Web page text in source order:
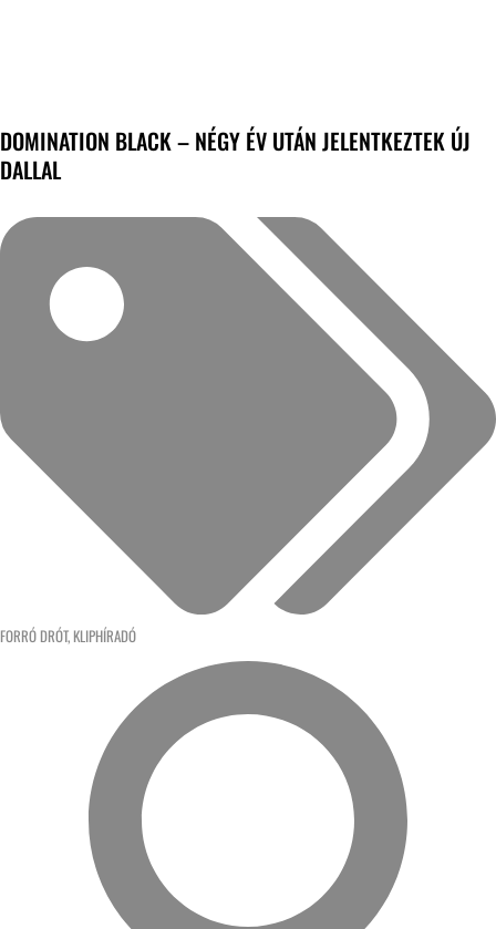
DOMINATION BLACK – NÉGY ÉV UTÁN JELENTKEZTEK ÚJ
DALLAL
FORRÓ DRÓT, KLIPHÍRADÓ